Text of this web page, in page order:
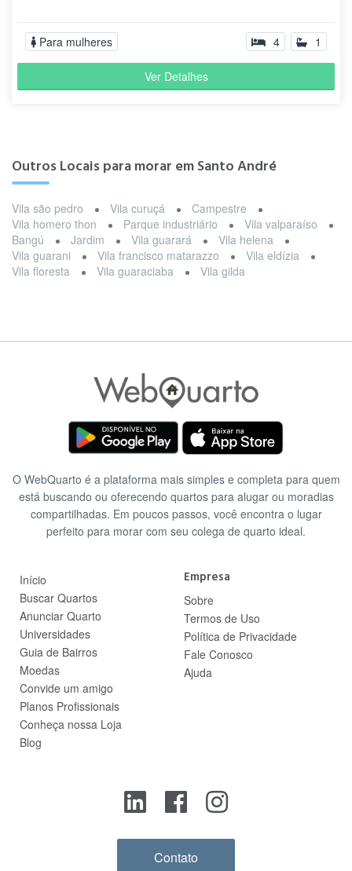
Para mulheres 4 1
Ver Detalhes
Outros Locais para morar em Santo André
Vila são pedro Vila curuçá
Campestre
Vila homero thon
Parque industriário
Vila valparaíso
Bangú
Jardim Vila guarará
Vila helena
Vila guarani
Vila francisco matarazzo
Vila eldízia
Vila floresta
Vila guaraciaba Vila gilda
O WebQuarto é a plataforma mais simples e completa para quem
está buscando ou oferecendo quartos para alugar ou moradias
compartilhadas. Em poucos passos, você encontra o lugar
perfeito para morar com seu colega de quarto ideal.
Início
Buscar Quartos
Anunciar Quarto
Universidades
Guia de Bairros
Moedas
Convide um amigo
Planos Profissionais
Conheça nossa Loja
Blog
Empresa
Sobre
Termos de Uso
Política de Privacidade
Fale Conosco
Ajuda
Contato